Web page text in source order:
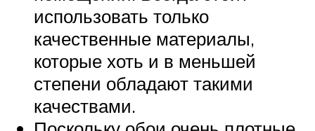
использовать только
качественные материалы,
которые хоть и в меньшей
степени обладают такими
качествами.